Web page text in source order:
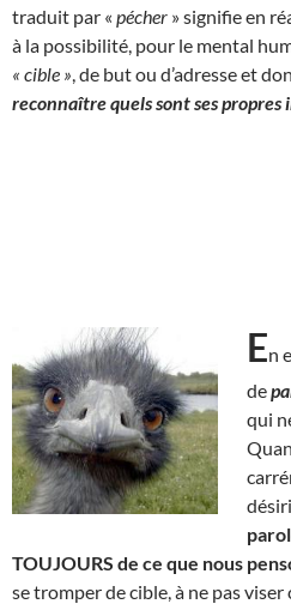
traduit par « pécher » signifie en
à la possibilité, pour le mental
« cible » , de but ou d’adresse et
reconnaître quels sont ses propres
En
de
qui
TOUJOURS de ce que nous
se tromper de cible, à ne pas